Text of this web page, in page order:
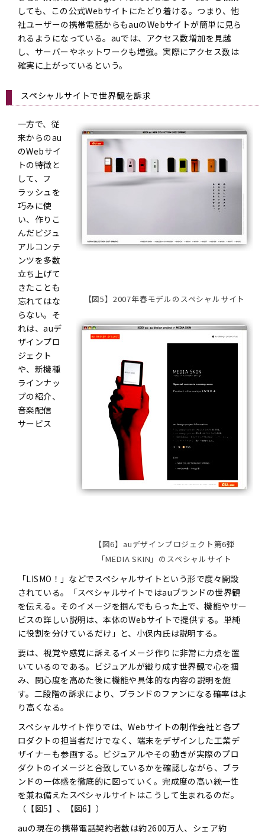
しても、この公式Webサイトにたどり着ける。つまり、他
社ユーザーの携帯電話からもauのWebサイトが簡単に見ら
れるようになっている。auでは、アクセス数増加を見越
し、サーバーやネットワークも増強。実際にアクセス数は
確実に上がっているという。
スペシャルサイトで世界観を訴求
【図5】2007年春モデルのスペシャルサイト
【図6】auデザインプロジェクト第6弾
「MEDIA SKIN」のスペシャルサイト
一方で、従
来からのau
のWebサイ
トの特徴と
して、フ
ラッシュを
巧みに使
い、作りこ
んだビジュ
アルコンテ
ンツを多数
立ち上げて
きたことも
忘れてはな
らない。そ
れは、auデ
ザインプロ
ジェクト
や、新機種
ラインナッ
プの紹介、
音楽配信
サービス
「LISMO！」などでスペシャルサイトという形で度々開設
されている。「スペシャルサイトではauブランドの世界観
を伝える。そのイメージを掴んでもらった上で、機能やサー
ビスの詳しい説明は、本体のWebサイトで提供する。単純
に役割を分けているだけ」と、小保内氏は説明する。
要は、視覚や感覚に訴えるイメージ作りに非常に力点を置
いているのである。ビジュアルが織り成す世界観で心を掴
み、関心度を高めた後に機能や具体的な内容の説明を施
す。二段階の訴求により、ブランドのファンになる確率はよ
り高くなる。
スペシャルサイト作りでは、Webサイトの制作会社と各プ
ロダクトの担当者だけでなく、端末をデザインした工業デ
ザイナーも参画する。ビジュアルやその動きが実際のプロ
ダクトのイメージと合致しているかを確認しながら、ブラ
ンドの一体感を徹底的に図っていく。完成度の高い統一性
を兼ね備えたスペシャルサイトはこうして生まれるのだ。
（【図5】、【図6】）
auの現在の携帯電話契約者数は約2600万人、シェア約